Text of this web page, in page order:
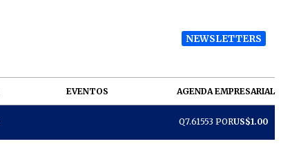
NEWSLETTERS
EVENTOS AGENDA EMPRESARIAL
Q7.61553 PORUS$1.00